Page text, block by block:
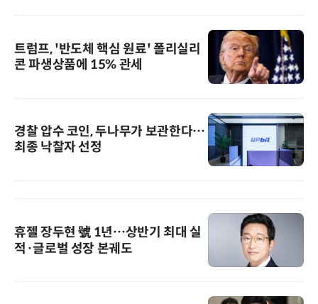
트럼프, '반도체 핵심 원료' 폴리실리
콘 파생상품에 15% 관세
경찰 압수 코인, 두나무가 보관한다…
최종 낙찰자 선정
휴젤 장두현 號 1년…상반기 최대 실
적·글로벌 성장 본궤도